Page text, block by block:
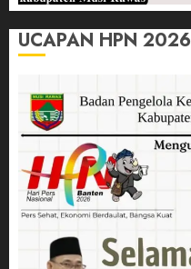
UCAPAN HPN 2026